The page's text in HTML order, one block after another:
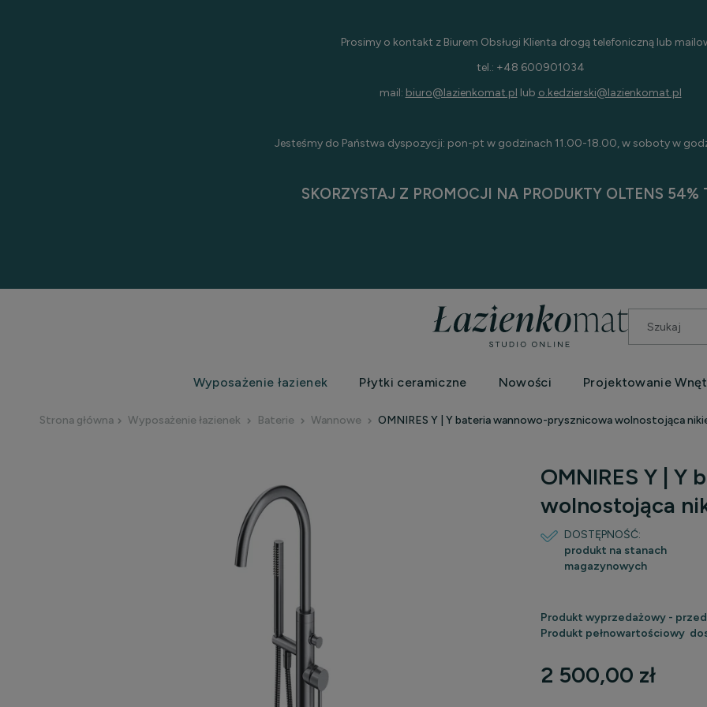
Prosimy o kontakt z Biurem Obsługi Klienta drogą telefoniczną lub
tel.: +48 600901034
mail: biuro@lazienkomat.pl lub o.kedzierski@lazienkomat.pl
Jesteśmy do Państwa dyspozycji: pon-pt w godzinach 11.00-18.00, w soboty w
SKORZYSTAJ Z PROMOCJI NA PRODUKTY OLTENS 54%
Wyposażenie łazienek Płytki ceramiczne Nowości Projektowanie
Strona główna Wyposażenie łazienek Baterie Wannowe OMNIRES Y | Y bateria wannowo-prysznicowa wolnostojąca
OMNIRES Y |
wolnostojąca
DOSTĘPNOŚĆ:
produkt na stanach
magazynowych
Produkt wyprzedażowy -
Produkt pełnowartościowy
2 500,00 zł